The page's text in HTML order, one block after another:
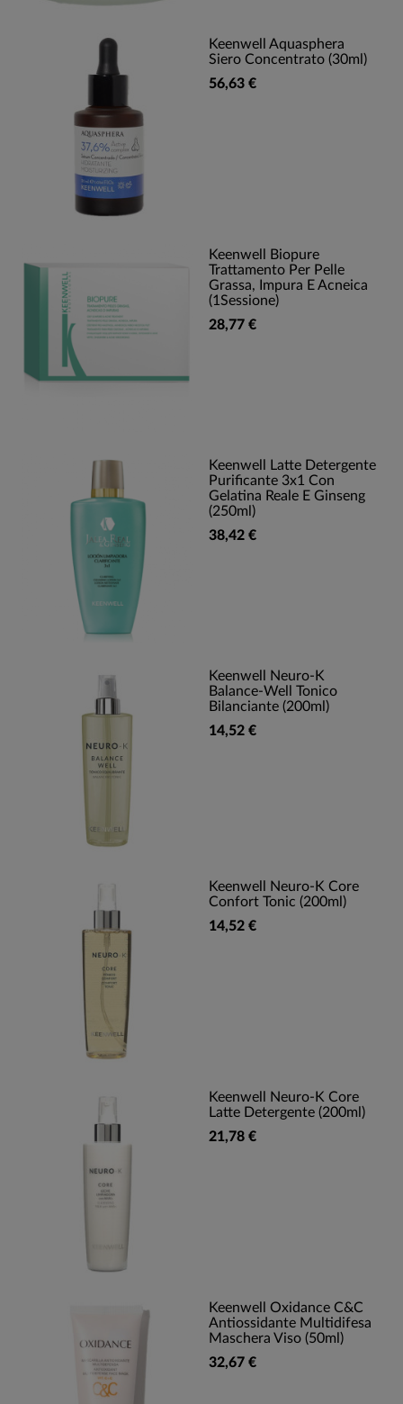
Keenwell Aquasphera
Siero Concentrato (30ml)
56,63 €
Keenwell Biopure
Trattamento Per Pelle
Grassa, Impura E Acneica
(1Sessione)
28,77 €
Keenwell Latte Detergente
Purificante 3x1 Con
Gelatina Reale E Ginseng
(250ml)
38,42 €
Keenwell Neuro-K
Balance-Well Tonico
Bilanciante (200ml)
14,52 €
Keenwell Neuro-K Core
Confort Tonic (200ml)
14,52 €
Keenwell Neuro-K Core
Latte Detergente (200ml)
21,78 €
Keenwell Oxidance C&C
Antiossidante Multidifesa
Maschera Viso (50ml)
32,67 €